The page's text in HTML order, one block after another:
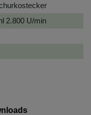
2.800 U/min